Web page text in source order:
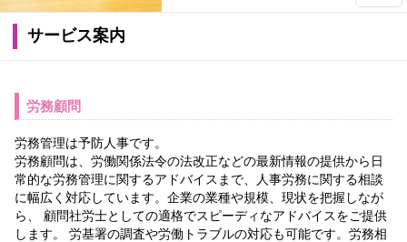
サービス案内
労務顧問
労務管理は予防人事です。
労務顧問は、労働関係法令の法改正などの最新情報の提供から日
常的な労務管理に関するアドバイスまで、人事労務に関する相談
に幅広く対応しています。企業の業種や規模、現状を把握しなが
ら、 顧問社労士としての適格でスピーディなアドバイスをご提供
します。 労基署の調査や労働トラブルの対応も可能です。労務相